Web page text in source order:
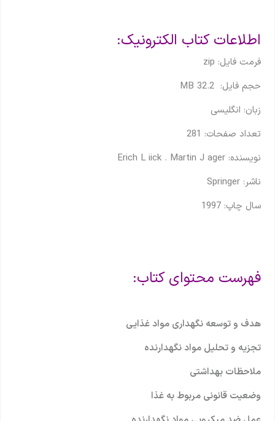
اطلاعات کتاب الکترونیک:
فرمت فایل: zip
حجم فایل: 32.2 MB
زبان: انگلیسی
تعداد صفحات: 281
نویسنده: Erich L iick . Martin J ager
ناشر: Springer
سال چاپ: 1997
فهرست محتوای کتاب:
هدف و توسعه نگهداری مواد غذایی
تجزیه و تحلیل مواد نگهدارنده
ملاحظات بهداشتی
وضعیت قانونی مربوط به غذا